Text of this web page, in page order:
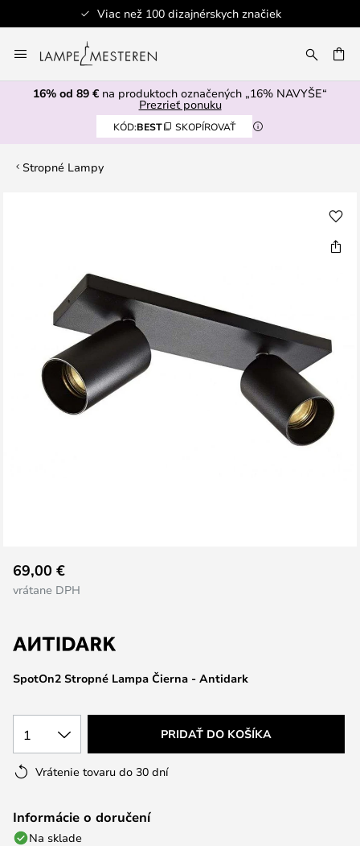
Viac než 100 dizajnérskych značiek
to
Content
16% od 89 € na produktoch označených „16% NAVYŠE“
Prezrieť ponuku
KÓD:BEST SKOPÍROVAŤ
Stropné Lampy
na
začiatok
obrázkov
SpotOn2 Stropné Lampa Čierna - Antidark
69,00 €
vrátane DPH
1 PRIDAŤ DO KOŠÍKA
Vrátenie tovaru do 30 dní
Informácie o doručení
Na sklade